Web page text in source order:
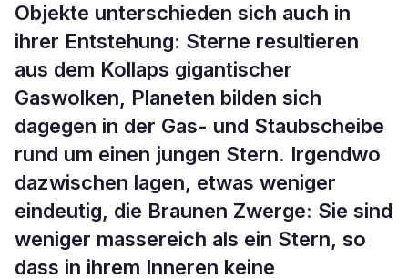
Objekte unterschieden sich auch in
ihrer Entstehung: Sterne resultieren
aus dem Kollaps gigantischer
Gaswolken, Planeten bilden sich
dagegen in der Gas- und Staubscheibe
rund um einen jungen Stern. Irgendwo
dazwischen lagen, etwas weniger
eindeutig, die Braunen Zwerge: Sie sind
weniger massereich als ein Stern, so
dass in ihrem Inneren keine